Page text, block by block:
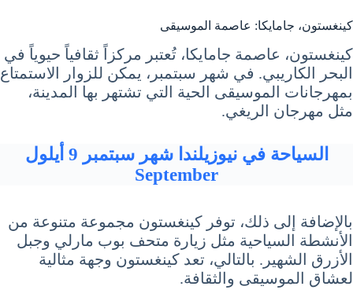
كينغستون، جامايكا: عاصمة الموسيقى
كينغستون، عاصمة جامايكا، تُعتبر مركزاً ثقافياً حيوياً في
البحر الكاريبي. في شهر سبتمبر، يمكن للزوار الاستمتاع
بمهرجانات الموسيقى الحية التي تشتهر بها المدينة،
مثل مهرجان الريغي.
السياحة في نيوزيلندا شهر سبتمبر 9 أيلول
September
بالإضافة إلى ذلك، توفر كينغستون مجموعة متنوعة من
الأنشطة السياحية مثل زيارة متحف بوب مارلي وجبل
الأزرق الشهير. بالتالي، تعد كينغستون وجهة مثالية
لعشاق الموسيقى والثقافة.